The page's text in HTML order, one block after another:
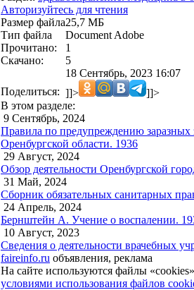
Авторизуйтесь для чтения
Размер файла25,7 МБ
Тип файла
Document Adobe
Прочитано:
1
Скачано:
5
18 Сентябрь, 2023 16:07
Поделиться: ]]>
]]>
В этом разделе:
9 Сентябрь, 2024
Правила по предупреждению
Оренбургской области. 1936
29 Август, 2024
Обзор деятельности Оренбургской
31 Май, 2024
Сборник обязательных санитарных
24 Апрель, 2024
Бернштейн А. Учение о воспалении.
10 Август, 2023
Сведения о деятельности врачебных
faireinfo.ru объявления, реклама
На сайте используются файлы
условиями использования файлов